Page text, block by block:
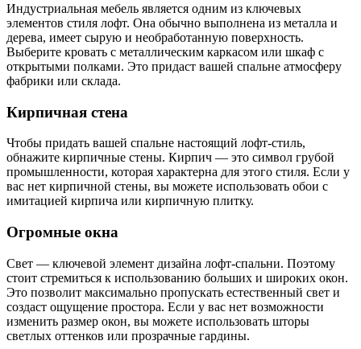
Индустриальная мебель является одним из ключевых
элементов стиля лофт. Она обычно выполнена из металла и
дерева, имеет сырую и необработанную поверхность.
Выберите кровать с металлическим каркасом или шкаф с
открытыми полками. Это придаст вашей спальне атмосферу
фабрики или склада.
Кирпичная стена
Чтобы придать вашей спальне настоящий лофт-стиль,
обнажите кирпичные стены. Кирпич — это символ грубой
промышленности, которая характерна для этого стиля. Если у
вас нет кирпичной стены, вы можете использовать обои с
имитацией кирпича или кирпичную плитку.
Огромные окна
Свет — ключевой элемент дизайна лофт-спальни. Поэтому
стоит стремиться к использованию больших и широких окон.
Это позволит максимально пропускать естественный свет и
создаст ощущение простора. Если у вас нет возможности
изменить размер окон, вы можете использовать шторы
светлых оттенков или прозрачные гардины.